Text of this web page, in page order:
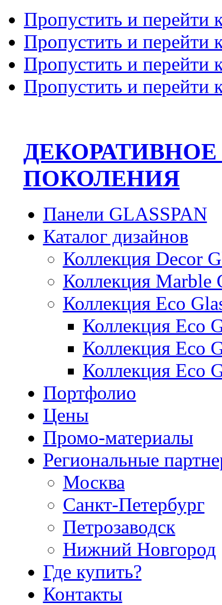
Пропустить и перейти
Пропустить и перейти
Пропустить и перейти
Пропустить и перейти
ПОКОЛЕНИЯ
Панели GLASSPAN
Каталог дизайнов
Коллекция Decor
Коллекция Marble
Коллекция Eco
Коллекция Eco
Коллекция Eco
Коллекция Eco
Портфолио
Цены
Промо-материалы
Региональные
Москва
Санкт-Петербург
Петрозаводск
Нижний Новгород
Где купить?
Контакты